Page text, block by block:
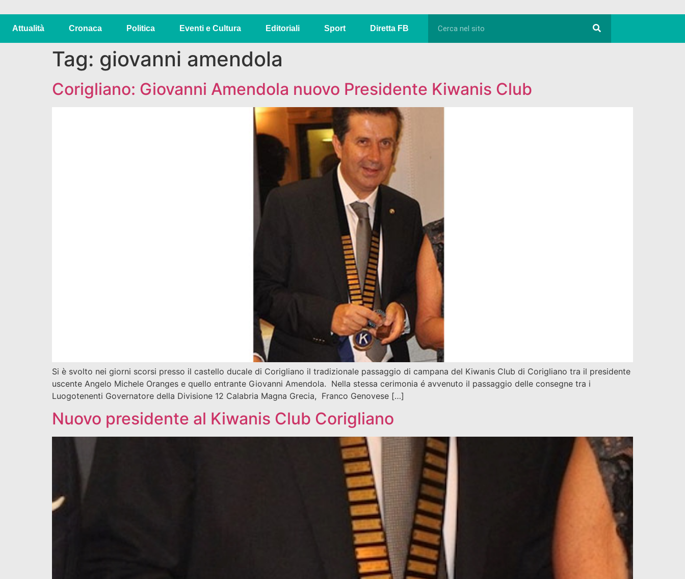
Attualità Cronaca Politica Eventi e Cultura Editoriali Sport Diretta FB
Tag: giovanni amendola
Corigliano: Giovanni Amendola nuovo Presidente Kiwanis Club
Si è svolto nei giorni scorsi presso il castello ducale di Corigliano il tradizionale passaggio di campana del Kiwanis Club di Corigliano tra il presidente
uscente Angelo Michele Oranges e quello entrante Giovanni Amendola. Nella stessa cerimonia é avvenuto il passaggio delle consegne tra i
Luogotenenti Governatore della Divisione 12 Calabria Magna Grecia, Franco Genovese […]
Nuovo presidente al Kiwanis Club Corigliano